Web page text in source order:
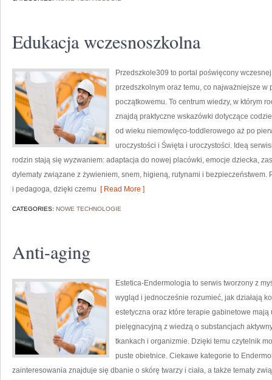
Edukacja wczesnoszkolna
Przedszkole309 to portal poświęcony
przedszkolnym oraz temu, co najważniejsze
początkowemu. To centrum wiedzy, w którym
znajdą praktyczne wskazówki dotyczące
od wieku niemowlęco-toddlerowego aż po
uroczystości i Święta i uroczystości. Ideą
rodzin stają się wyzwaniem: adaptacja do nowej placówki, emocje dziecka,
dylematy związane z żywieniem, snem, higieną, rutynami i
i pedagoga, dzięki czemu [ Read More ]
CATEGORIES: NOWE TECHNOLOGIE
Anti-aging
Estetica-Endermologia to serwis tworzony z
wygląd i jednocześnie rozumieć, jak działają
estetyczna oraz które terapie gabinetowe
pielęgnacyjną z wiedzą o substancjach
tkankach i organizmie. Dzięki temu czytelnik
puste obietnice. Ciekawe kategorie to
zainteresowania znajduje się dbanie o skórę twarzy i ciała, a także tematy